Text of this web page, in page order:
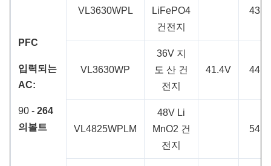
PFC
입력되는
AC:
90 - 264
의볼트
VL3630WPL
LiFePO4
건전지
VL3630WP
36V 지
도 산 건
전지
41.4V
VL4825WPLM
48V Li
MnO2 건
전지